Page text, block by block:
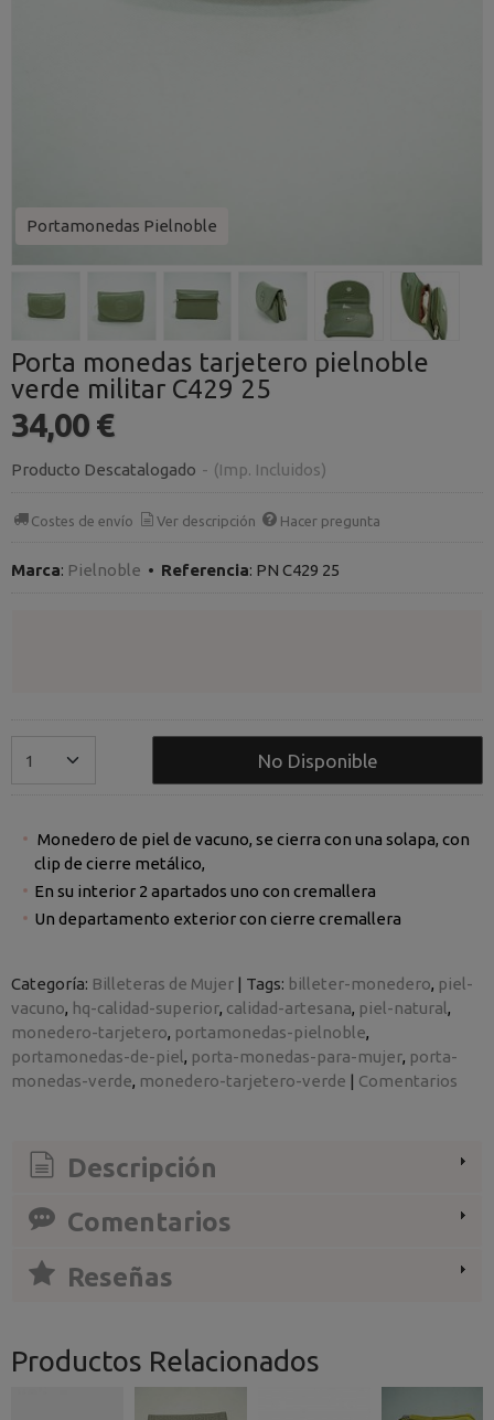
Portamonedas Pielnoble
Porta monedas tarjetero pielnoble
verde militar C429 25
34,00 €
Producto Descatalogado - (Imp. Incluidos)
Costes de envío Ver descripción Hacer pregunta
Marca: Pielnoble • Referencia: PN C429 25
No Disponible
Monedero de piel de vacuno, se cierra con una solapa, con
clip de cierre metálico,
En su interior 2 apartados uno con cremallera
Un departamento exterior con cierre cremallera
Categoría: Billeteras de Mujer | Tags: billeter-monedero piel-
vacuno hq-calidad-superior calidad-artesana piel-natural
monedero-tarjetero portamonedas-pielnoble
portamonedas-de-piel
porta-monedas-para-mujer porta-
monedas-verde monedero-tarjetero-verde | Comentarios
Descripción
Comentarios
Reseñas
Productos Relacionados